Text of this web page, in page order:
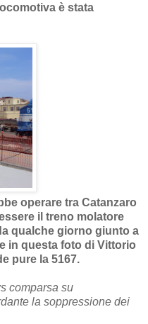
è stata
operare tra Catanzaro
il treno molatore
qualche giorno giunto a
in questa foto di Vittorio
pure la 5167.
comparsa su
la soppressione dei